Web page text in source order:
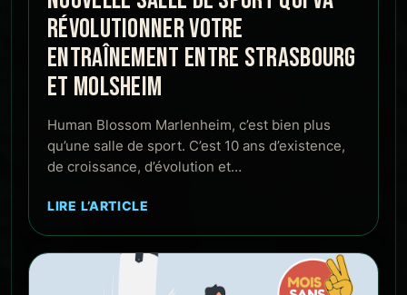
RÉVOLUTIONNER VOTRE
ENTRAÎNEMENT ENTRE STRASBOURG
ET MOLSHEIM
Human Blossom Marlenheim, c’est bien plus
qu’une salle de sport. C’est 10 ans d’existence,
de croissance, d’évolution et…
LIRE L’ARTICLE